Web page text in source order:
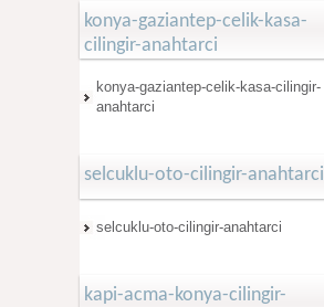
konya-gaziantep-celik-kasa-
cilingir-anahtarci
konya-gaziantep-celik-kasa-cilingir-
anahtarci
selcuklu-oto-cilingir-anahtarci
selcuklu-oto-cilingir-anahtarci
kapi-acma-konya-cilingir-